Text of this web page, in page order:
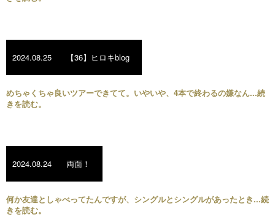
2024.08.25 【36】ヒロキblog
めちゃくちゃ良いツアーできてて。いやいや、4本で終わるの嫌なん...続
きを読む。
2024.08.24 両面！
何か友達としゃべってたんですが、シングルとシングルがあったとき...続
きを読む。